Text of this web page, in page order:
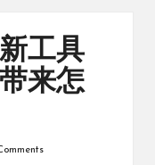
工具
来怎